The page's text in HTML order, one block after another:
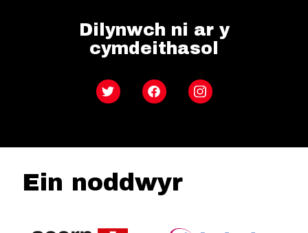
Dilynwch ni ar y
cymdeithasol
Twitter FacebookInstagram
Ein noddwyr